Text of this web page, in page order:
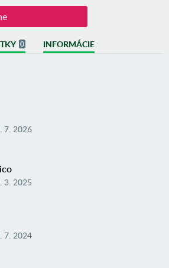
0 INFORMÁCIE
7. 2026
3. 2025
7. 2024